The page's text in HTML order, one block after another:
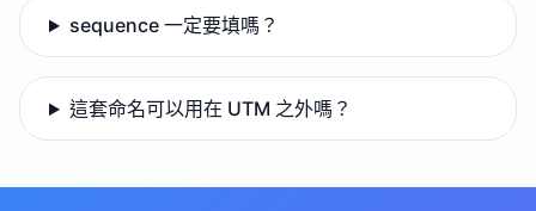
sequence 一定要填嗎？
這套命名可以用在 UTM 之外嗎？